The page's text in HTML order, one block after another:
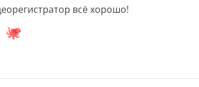
всё хорошо!